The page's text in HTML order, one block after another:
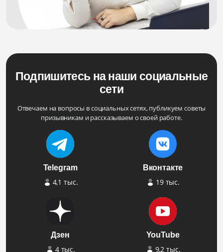
Подпишитесь на наши социальные
сети
Отвечаем на вопросы в социальных сетях, публикуем советы
призывникам и рассказываем о своей работе.
Telegram
4,1 тыс.
Вконтакте
19 тыс.
Дзен
4 тыс.
YouTube
9,2 тыс.